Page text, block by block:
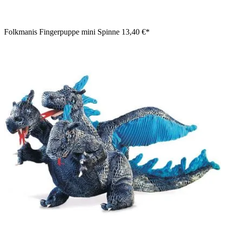
Folkmanis Fingerpuppe mini Spinne 13,40 €*